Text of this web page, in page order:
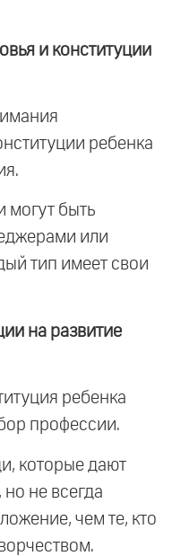
и конституции
ребенка
могут быть
или
тип имеет свои
на развитие
ребенка
профессии.
которые дают
не всегда
чем те, кто